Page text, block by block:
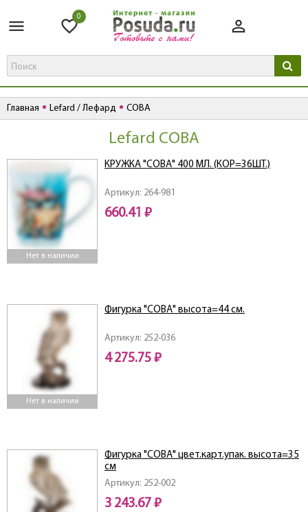
0
Главная Lefard / Лефард СОВА
Lefard СОВА
Нет в наличии
Артикул: 264-981
КРУЖКА "СОВА" 400 МЛ. (КОР=36ШТ.)
660.41 ₽
Нет в наличии
Артикул: 252-036
Фигурка "СОВА" высота=44 см.
4 275.75 ₽
Артикул: 252-002
Фигурка "СОВА" цвет.карт.упак. высота=35
см
3 243.67 ₽